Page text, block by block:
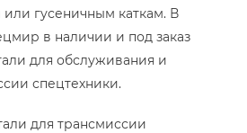
гусеничным каткам. В
в наличии и под заказ
для обслуживания и
спецтехники.
для трансмиссии